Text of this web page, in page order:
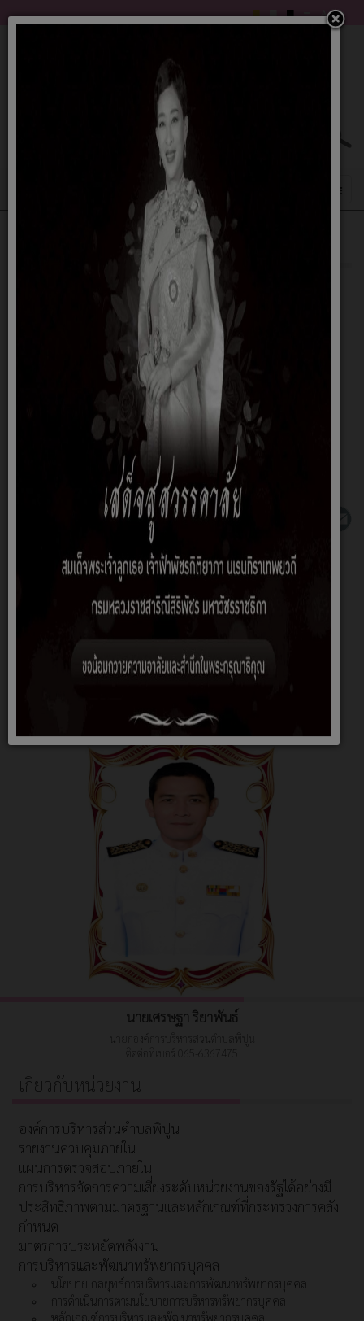
แผนดำเนินงาน 69
นายเศรษฐา ริยาพันธ์
นายกองค์การบริหารส่วนตำบลพิปูน
ติดต่อที่เบอร์ 065-6367475
เกี่ยวกับหน่วยงาน
องค์การบริหารส่วนตำบลพิปูน
รายงานควบคุมภายใน
แผนการตรวจสอบภายใน
การบริหารจัดการความเสี่ยงระดับหน่วยงานของรัฐได้อย่างมี
ประสิทธิภาพตามมาตรฐานและหลักเกณฑ์ที่กระทรวงการคลัง
กำหนด
มาตรการประหยัดพลังงาน
การบริหารและพัฒนาทรัพยากรบุคคล
นโยบาย กลยุทธ์การบริหารและการพัฒนาทรัพยากรบุคคล
การดำเนินการตามนโยบายการบริหารทรัพยากรบุคคล
หลักเกณฑ์การบริหารและพัฒนาทรัพยากรบุคคล